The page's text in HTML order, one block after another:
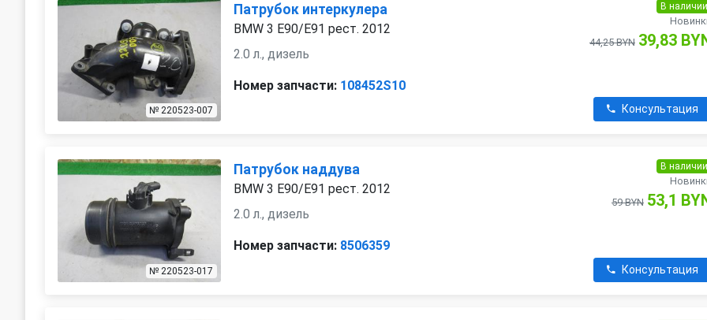
№ 220523-007
Патрубок интеркулера
BMW 3 E90/E91 рест. 2012
2.0 л., дизель
Номер запчасти: 108452S10
В наличии
44,25 BYN 39,83
Консультация
№ 220523-017
Патрубок наддува
BMW 3 E90/E91 рест. 2012
2.0 л., дизель
Номер запчасти: 8506359
В наличии
59 BYN 53,1
Консультация